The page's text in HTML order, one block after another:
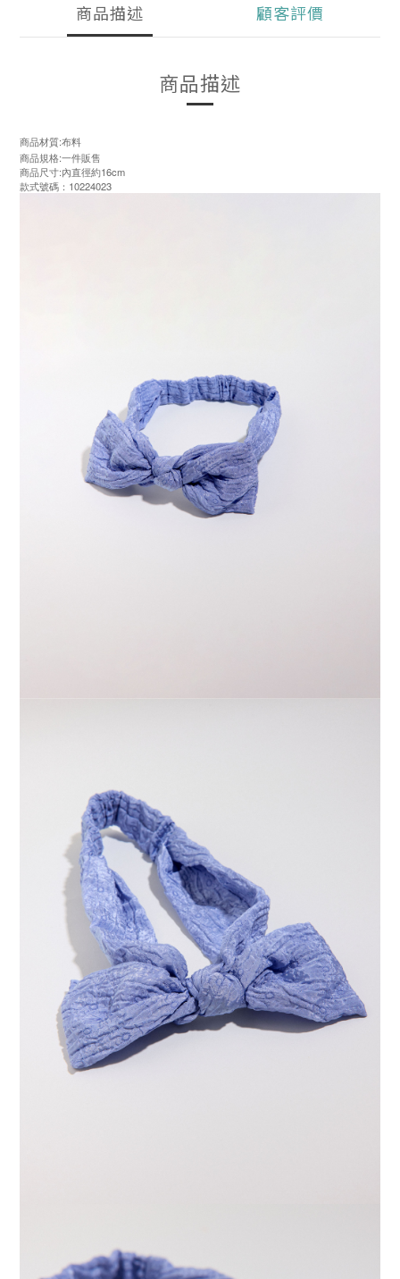
商品描述 顧客評價
商品描述
商品材質:布料
商品規格:一件販售
商品尺寸:內直徑約16cm
款式號碼：10224023